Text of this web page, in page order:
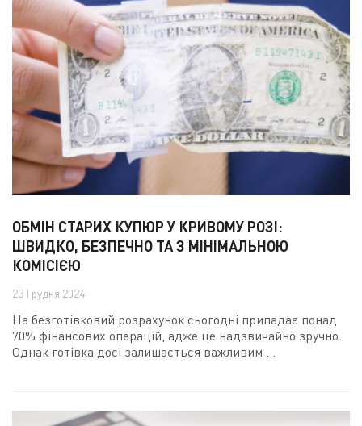
ОБМІН СТАРИХ КУПЮР У КРИВОМУ РОЗІ:
ШВИДКО, БЕЗПЕЧНО ТА З МІНІМАЛЬНОЮ
КОМІСІЄЮ
23 Грудня 2024
На безготівковий розрахунок сьогодні припадає понад
70% фінансових операцій, адже це надзвичайно зручно.
Однак готівка досі залишається важливим ...